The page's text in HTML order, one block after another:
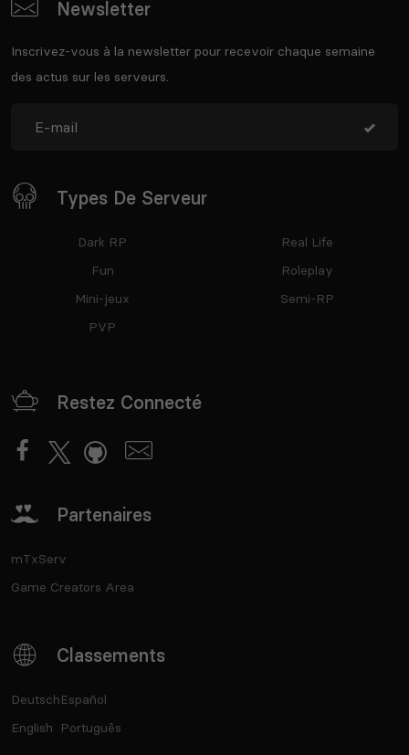
Newsletter
Inscrivez-vous à la newsletter pour recevoir chaque semaine
des actus sur les serveurs.
Types De Serveur
Dark RP
Fun
Mini-jeux
PVP
Real Life
Roleplay
Semi-RP
Restez Connecté
Partenaires
mTxServ
Game Creators Area
Classements
Deutsch
English
Español
Português